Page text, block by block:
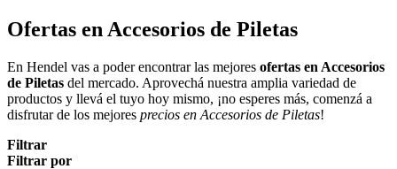
Ofertas en Accesorios de Piletas
En Hendel vas a poder encontrar las mejores ofertas en Accesorios
de Piletas del mercado. Aprovechá nuestra amplia variedad de
productos y llevá el tuyo hoy mismo, ¡no esperes más, comenzá a
disfrutar de los mejores precios en Accesorios de Piletas!
Filtrar
Filtrar por